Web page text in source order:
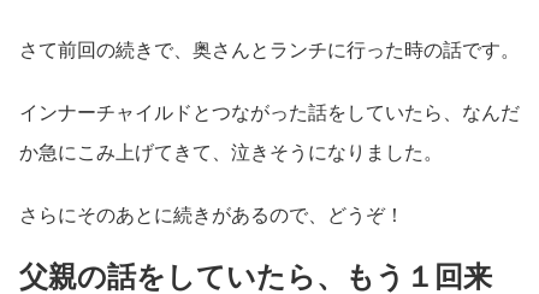
さて前回の続きで、奥さんとランチに行った時の話です。
インナーチャイルドとつながった話をしていたら、なんだ
か急にこみ上げてきて、泣きそうになりました。
さらにそのあとに続きがあるので、どうぞ！
父親の話をしていたら、もう１回来